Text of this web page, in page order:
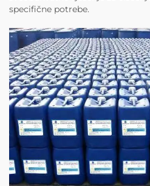
specifične potrebe.